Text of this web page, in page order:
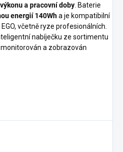
a pracovní doby. Baterie
energií 140Wha je kompatibilní
včetně ryze profesionálních.
nabíječku ze sortimentu
monitorován a zobrazován